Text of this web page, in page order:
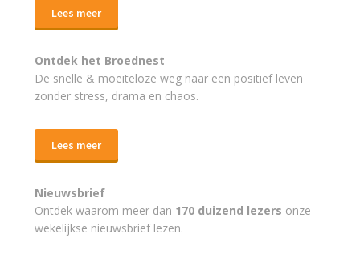
Lees meer
Ontdek het Broednest
De snelle & moeiteloze weg naar een positief leven
zonder stress, drama en chaos.
Lees meer
Nieuwsbrief
Ontdek waarom meer dan 170 duizend lezers onze
wekelijkse nieuwsbrief lezen.